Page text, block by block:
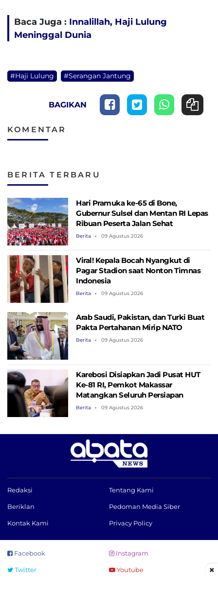
Baca Juga : Innalillah, Haji Lulung
Meninggal Dunia
#Haji Lulung #Serangan Jantung
BAGIKAN
KOMENTAR
BERITA TERBARU
Hari Pramuka ke-65 di Bone,
Gubernur Sulsel dan Mentan RI Lepas
Ribuan Peserta Jalan Sehat
Berita 09 Agustus 2026
Viral! Kepala Bocah Nyangkut di
Pagar Stadion saat Nonton Timnas
Indonesia
Berita 09 Agustus 2026
Arab Saudi, Pakistan, dan Turki Buat
Pakta Pertahanan Mirip NATO
Berita 09 Agustus 2026
Karebosi Disiapkan Jadi Pusat HUT
Ke-81 RI, Pemkot Makassar
Matangkan Seluruh Persiapan
Berita 09 Agustus 2026
Redaksi Tentang Kami
Beriklan Pedoman Media Siber
Kontak Kami Privacy Policy
Facebook Instagram
Twitter Youtube ×